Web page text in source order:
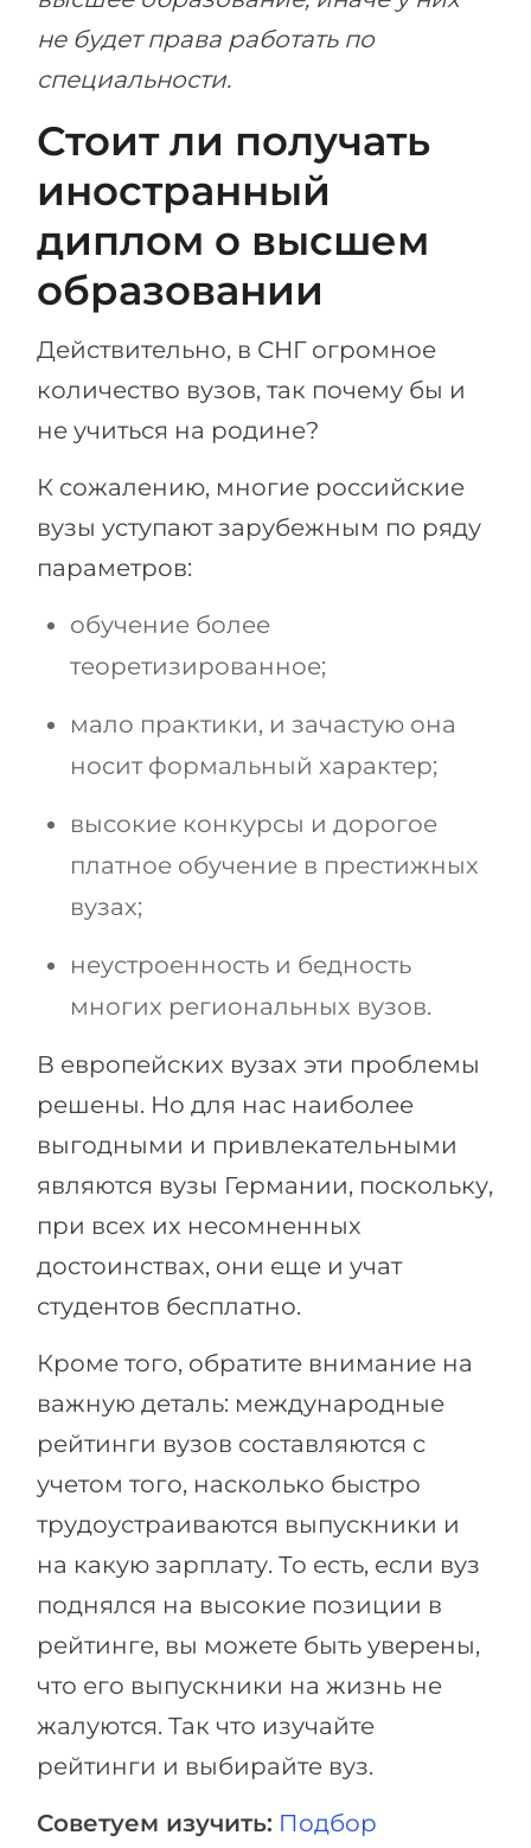
не будет права работать по
специальности.
Стоит ли получать
иностранный
диплом о высшем
образовании
Действительно, в СНГ огромное
количество вузов, так почему бы и
не учиться на родине?
К сожалению, многие российские
вузы уступают зарубежным по ряду
параметров:
обучение более
теоретизированное;
мало практики, и зачастую она
носит формальный характер;
высокие конкурсы и дорогое
платное обучение в престижных
вузах;
неустроенность и бедность
многих региональных вузов.
В европейских вузах эти проблемы
решены. Но для нас наиболее
выгодными и привлекательными
являются вузы Германии, поскольку,
при всех их несомненных
достоинствах, они еще и учат
студентов бесплатно.
Кроме того, обратите внимание на
важную деталь: международные
рейтинги вузов составляются с
учетом того, насколько быстро
трудоустраиваются выпускники и
на какую зарплату. То есть, если вуз
поднялся на высокие позиции в
рейтинге, вы можете быть уверены,
что его выпускники на жизнь не
жалуются. Так что изучайте
рейтинги и выбирайте вуз.
Советуем изучить: Подбор